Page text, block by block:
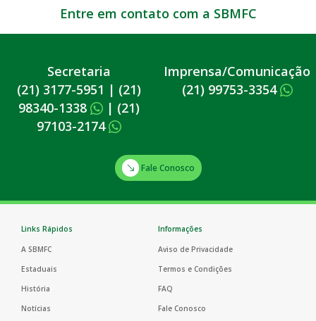
Entre em contato com a SBMFC
Secretaria
(21) 3177-5951 | (21)
98340-1338
| (21)
97103-2174
Imprensa/Comunicação
(21) 99753-3354
Fale Conosco
Links Rápidos
A SBMFC
Estaduais
História
Notícias
Informações
Aviso de Privacidade
Termos e Condições
FAQ
Fale Conosco